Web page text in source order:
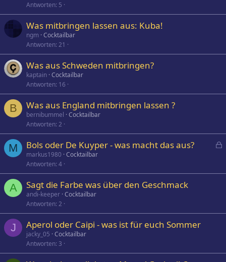
Antworten 5
Was mitbringen lassen aus: Kuba!
ngm Cocktailbar
Antworten 21
Was aus Schweden mitbringen?
kaptain Cocktailbar
Antworten 16
B Was aus England mitbringen lassen ?
bernibummel Cocktailbar
Antworten 2
M
p
Bols oder De Kuyper - was macht das aus?
markus1980 Cocktailbar
Antworten 4
A Sagt die Farbe was über den Geschmack
andi-keeper Cocktailbar
Antworten 2
J Aperol oder Caipi - was ist für euch Sommer
jacky_05 Cocktailbar
Antworten 3